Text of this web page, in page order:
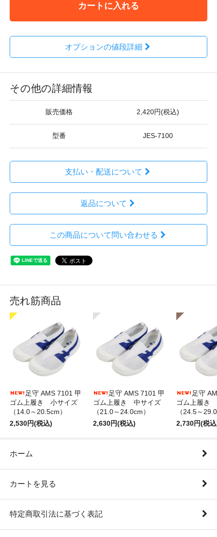
カートに入れる
オプションの値段詳細
その他の詳細情報
販売価格 2,420円(税込)
型番 JES-7100
支払い・配送について
返品について
この商品について問い合わせる
売れ筋商品
足守 AMS 7101 甲
ゴム上履き 小サイズ
（14.0～20.5cm）
2,530円(税込)
足守 AMS 7101 甲
ゴム上履き 中サイズ
（21.0～24.0cm）
2,630円(税込)
足守
ゴム上履き
（24.5～
2,730円(税
ホーム
カートを見る
特定商取引法に基づく表記